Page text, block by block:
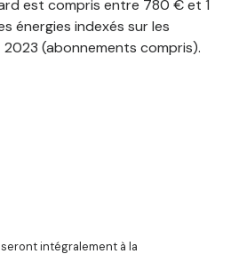
est compris entre 780 € et 1
énergies indexés sur les
2023 (abonnements compris).
intégralement à la